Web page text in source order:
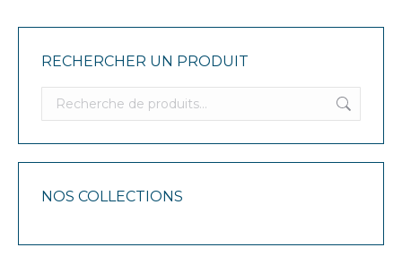
RECHERCHER UN PRODUIT
NOS COLLECTIONS